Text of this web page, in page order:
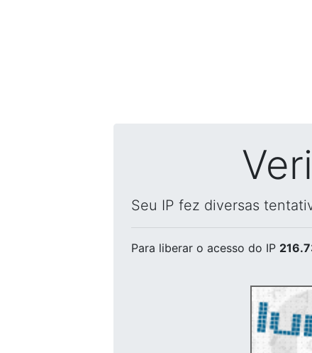
Seu IP fez diversas
Para liberar o acesso do IP